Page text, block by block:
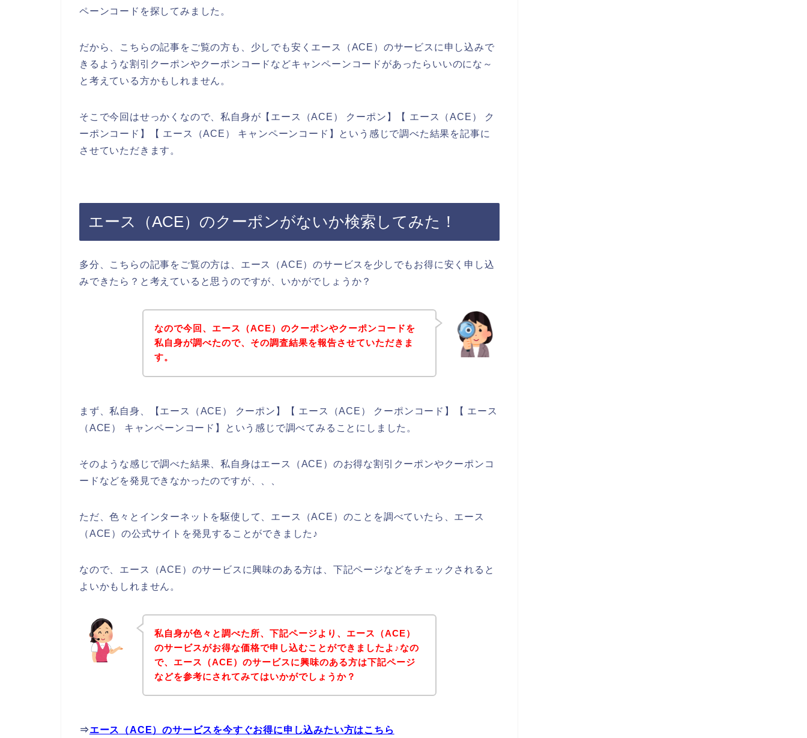
ペーンコードを探してみました。
だから、こちらの記事をご覧の方も、少しでも安くエース（ACE）のサービスに申し込みで
きるような割引クーポンやクーポンコードなどキャンペーンコードがあったらいいのにな～
と考えている方かもしれません。
そこで今回はせっかくなので、私自身が【エース（ACE） クーポン】【 エース（ACE） ク
ーポンコード】【 エース（ACE） キャンペーンコード】という感じで調べた結果を記事に
させていただきます。
エース（ACE）のクーポンがないか検索してみた！
多分、こちらの記事をご覧の方は、エース（ACE）のサービスを少しでもお得に安く申し込
みできたら？と考えていると思うのですが、いかがでしょうか？
なので今回、エース（ACE）のクーポンやクーポンコードを
私自身が調べたので、その調査結果を報告させていただきま
す。
まず、私自身、【エース（ACE） クーポン】【 エース（ACE） クーポンコード】【 エース
（ACE） キャンペーンコード】という感じで調べてみることにしました。
そのような感じで調べた結果、私自身はエース（ACE）のお得な割引クーポンやクーポンコ
ードなどを発見できなかったのですが、、、
ただ、色々とインターネットを駆使して、エース（ACE）のことを調べていたら、エース
（ACE）の公式サイトを発見することができました♪
なので、エース（ACE）のサービスに興味のある方は、下記ページなどをチェックされると
よいかもしれません。
私自身が色々と調べた所、下記ページより、エース（ACE）
のサービスがお得な価格で申し込むことができましたよ♪なの
で、エース（ACE）のサービスに興味のある方は下記ページ
などを参考にされてみてはいかがでしょうか？
⇒エース（ACE）のサービスを今すぐお得に申し込みたい方はこちら